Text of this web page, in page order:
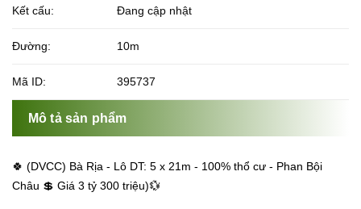
Kết cấu: Đang cập nhật
Đường: 10m
Mã ID: 395737
Mô tả sản phẩm
🍀 (DVCC) Bà Rịa - Lô DT: 5 x 21m - 100% thổ cư - Phan Bội
Châu 💲 Giá 3 tỷ 300 triệu)💱